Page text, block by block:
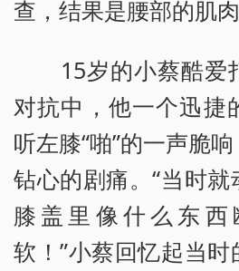
查，结果是腰部的肌肉
15岁的小蔡酷爱
对抗中，他一个迅捷
听左膝“啪”的一声脆
钻心的剧痛。“当时
膝盖里像什么东
软！”小蔡回忆起当